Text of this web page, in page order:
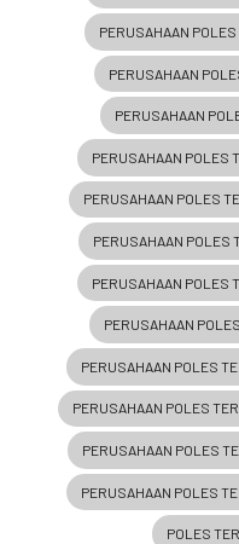
PERUSAHAAN
PERUSAHAAN
PERUSAHAAN
PERUSAHAAN POLES
PERUSAHAAN POLES
PERUSAHAAN POLES
PERUSAHAAN POLES
PERUSAHAAN
PERUSAHAAN POLES
PERUSAHAAN POLES
PERUSAHAAN POLES
PERUSAHAAN POLES
POLES